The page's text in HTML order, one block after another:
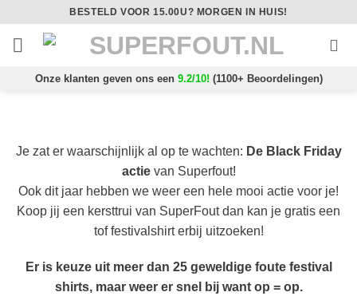
inhoud
BESTELD VOOR 15.00U? MORGEN IN HUIS!
Onze klanten geven ons een 9.2/10! (1100+ Beoordelingen)
Je zat er waarschijnlijk al op te wachten: De Black Friday
actievan Superfout!
Ook dit jaar hebben we weer een hele mooi actie voor je!
Koop jij een kersttrui van SuperFout dan kan je gratis een
tof festivalshirt erbij uitzoeken!
Er is keuze uit meer dan 25 geweldige foute festival
shirts, maar weer er snel bij want op = op.